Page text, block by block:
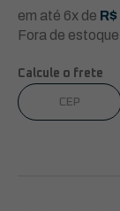
em até 6x de R$
Fora de estoque
Calcule o frete